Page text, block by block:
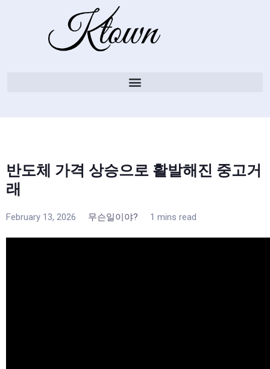
반도체 가격 상승으로 활발해진 중고거
래
February 13, 2026 무슨일이야? 1 mins read